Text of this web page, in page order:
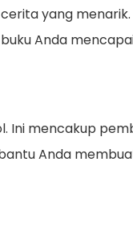
yang
Anda
Ini mencakup
Anda